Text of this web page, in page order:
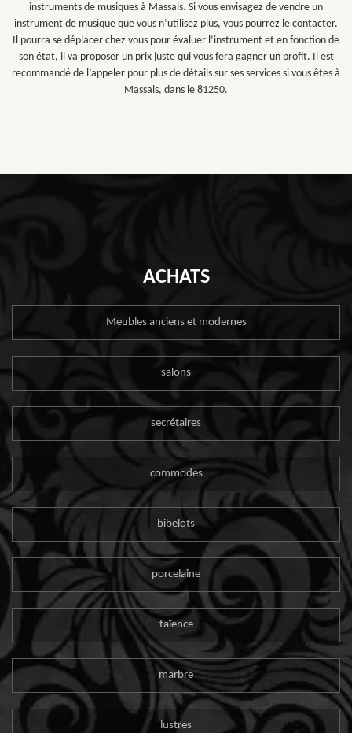
instruments de musiques à Massals. Si vous envisagez de vendre un
instrument de musique que vous n’utilisez plus, vous pourrez le contacter.
Il pourra se déplacer chez vous pour évaluer l’instrument et en fonction de
son état, il va proposer un prix juste qui vous fera gagner un profit. Il est
recommandé de l’appeler pour plus de détails sur ses services si vous êtes à
Massals, dans le 81250.
ACHATS
Meubles anciens et modernes
salons
secrétaires
commodes
bibelots
porcelaine
faïence
marbre
lustres